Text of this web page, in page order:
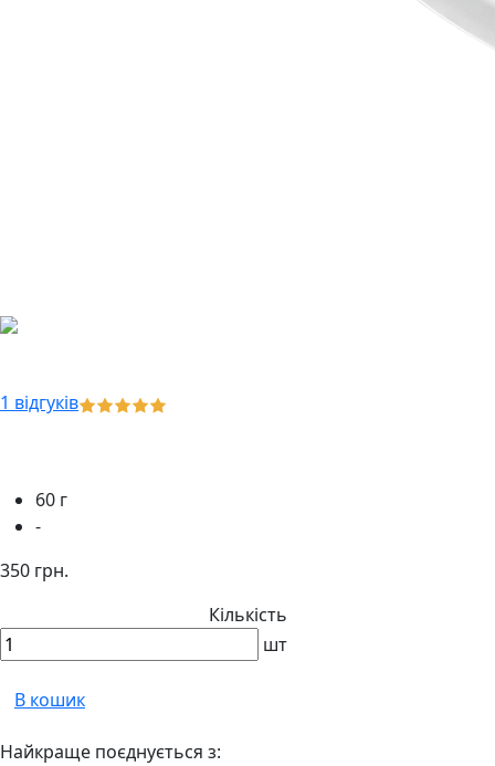
1 відгуків
60 г
-
350 грн.
Кількість
шт
В кошик
Найкраще поєднується з: